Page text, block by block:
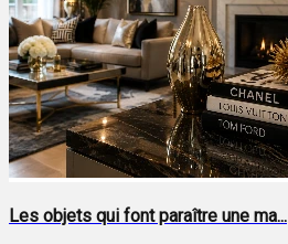
Les objets qui font paraître une ma...